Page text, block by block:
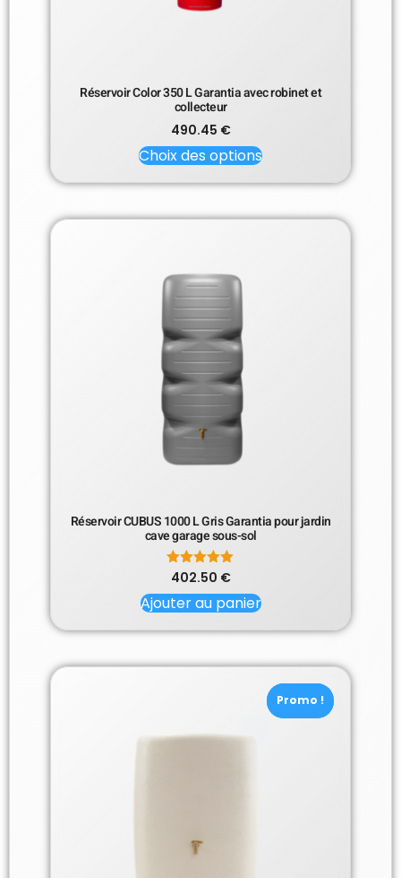
Réservoir Color 350 L Garantia avec robinet et
collecteur
490.45 €
Choix des options
Réservoir CUBUS 1000 L Gris Garantia pour jardin
cave garage sous-sol
Note
sur 5
402.50 €
Ajouter au panier
Promo !
Promo !